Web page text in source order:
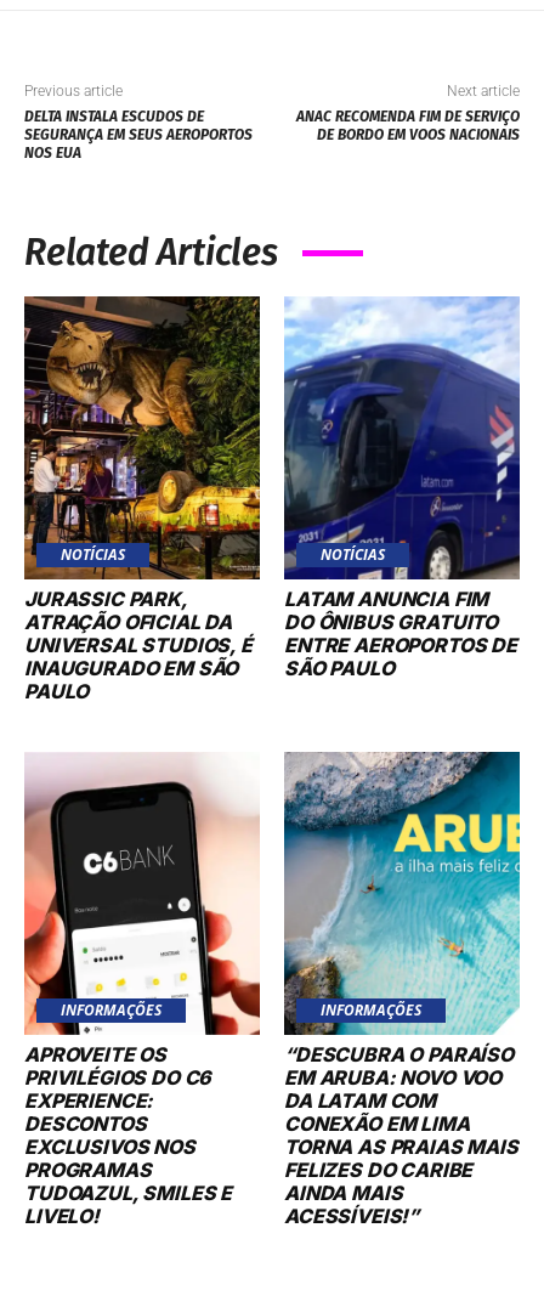
Previous article
DELTA INSTALA ESCUDOS DE
SEGURANÇA EM SEUS AEROPORTOS
NOS EUA
Next article
ANAC RECOMENDA FIM DE SERVIÇO
DE BORDO EM VOOS NACIONAIS
Related Articles
NOTÍCIAS
JURASSIC PARK,
ATRAÇÃO OFICIAL DA
UNIVERSAL STUDIOS, É
INAUGURADO EM SÃO
PAULO
NOTÍCIAS
LATAM ANUNCIA FIM
DO ÔNIBUS GRATUITO
ENTRE AEROPORTOS DE
SÃO PAULO
INFORMAÇÕES
APROVEITE OS
PRIVILÉGIOS DO C6
EXPERIENCE:
DESCONTOS
EXCLUSIVOS NOS
PROGRAMAS
TUDOAZUL, SMILES E
LIVELO!
INFORMAÇÕES
“DESCUBRA O PARAÍSO
EM ARUBA: NOVO VOO
DA LATAM COM
CONEXÃO EM LIMA
TORNA AS PRAIAS MAIS
FELIZES DO CARIBE
AINDA MAIS
ACESSÍVEIS!”